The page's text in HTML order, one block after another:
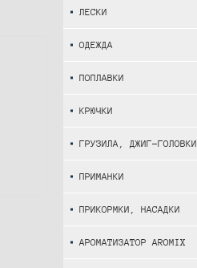
ЛЕСКИ
ОДЕЖДА
ПОПЛАВКИ
КРЮЧКИ
ГРУЗИЛА, ДЖИГ-ГОЛОВКИ
ПРИМАНКИ
ПРИКОРМКИ, НАСАДКИ
АРОМАТИЗАТОР AROMIX